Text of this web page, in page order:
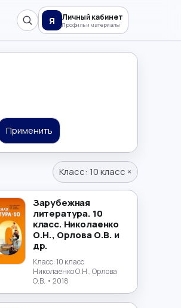
Я Личный кабинет
Профиль и материалы
Применить
Класс: 10 класс ×
Зарубежная
литература. 10
класс. Николаенко
О.Н., Орлова О.В. и
др.
Класс:10 класс
Николаенко О.Н., Орлова
О.В. • 2018